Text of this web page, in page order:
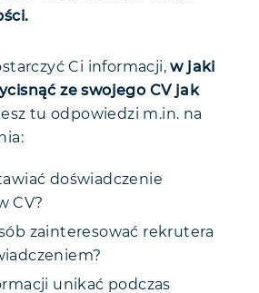
Ci informacji,w jaki
ze swojego CV jak
tu odpowiedzi m.in. na
doświadczenie
CV?
zainteresować rekrutera
unikać podczas